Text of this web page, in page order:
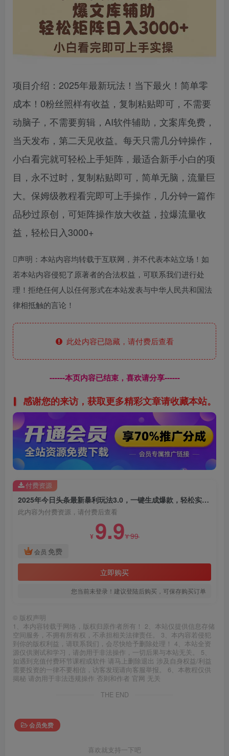
项目介绍：2025年最新玩法！当下最火！简单零
成本！0粉丝照样有收益，复制粘贴即可，不需要
动脑子，不需要剪辑，AI软件辅助，文案库免费，
当天发布，第二天见收益。每天只需几分钟操作，
小白看完就可轻松上手矩阵，最适合新手小白的项
目，永不过时，复制粘贴即可，简单无脑，流量巨
大。保姆级教程看完即可上手操作，几分钟一篇作
品秒过原创，可矩阵操作放大收益，拉爆流量收
益，轻松日入3000+
声明：本站内容均转载于互联网，并不代表本站立场！如
若本站内容侵犯了原著者的合法权益，可联系我们进行处
理！拒绝任何人以任何形式在本站发表与中华人民共和国法
律相抵触的言论！
此处内容已隐藏，请付费后查看
------本页内容已结束，喜欢请分享------
感谢您的来访，获取更多精彩文章请收藏本站。
2025年今日头条最新暴利玩法3.0，一键生成爆款，轻松实现矩阵日入3000+
此内容为付费资源，请付费后查看
¥ 9.9¥99
会员 免费
立即购买
您当前未登录！建议登陆后购买，可保存购买订单
付费资源
© 版权声明
1、本内容转载于网络，版权归原作者所有！ 2、本站仅提供信息存储
空间服务，不拥有所有权，不承担相关法律责任。 3、本内容若侵犯
到你的版权利益，请联系我们，会尽快给予删除处理！ 4、本站全资
源仅供测试和学习，请勿用于非法操作，一切后果与本站无关。 5、
如遇到充值付费环节课程或软件 请马上删除退出 涉及自身权益/利益
需要投资的一律不要相信，访客发现请向客服举报。 6、本教程仅供
揭秘 请勿用于非法违规操作 否则和作者 官网 无关
THE END
会员免费
喜欢就支持一下吧